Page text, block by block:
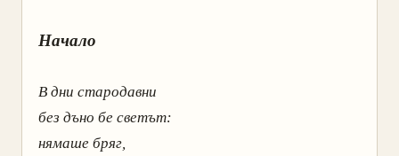
Начало
В дни стародавни
без дъно бе светът:
нямаше бряг,